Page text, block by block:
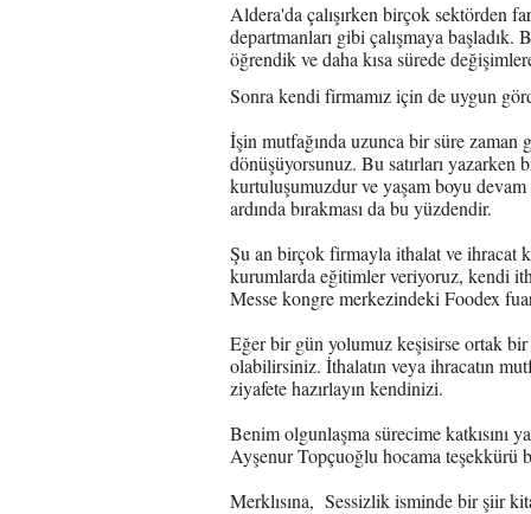
Aldera'da çalışırken birçok sektörden
departmanları gibi çalışmaya
öğrendik ve daha kısa sürede
Sonra kendi firmamız için de uygun
İşin mutfağında uzunca bir süre zaman
dönüşüyorsunuz. Bu satırları
kurtuluşumuzdur ve yaşam boyu
ardında bırakması da bu yüzdendir.
Şu an birçok firmayla ithalat ve ihracat
kurumlarda eğitimler veriyoruz, kendi
Messe kongre merkezindeki Foodex
Eğer bir gün yolumuz keşisirse ortak
olabilirsiniz. İthalatın veya ihracatın
ziyafete hazırlayın kendinizi.
Benim olgunlaşma sürecime katkısını
Ayşenur Topçuoğlu hocama teşekkürü
Merklısına, Sessizlik isminde bir şiir